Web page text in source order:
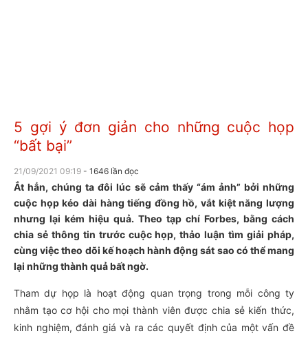
5 gợi ý đơn giản cho những cuộc họp
“bất bại”
21/09/2021 09:19 - 1646 lần đọc
Ắt hẳn, chúng ta đôi lúc sẽ cảm thấy “ám ảnh” bởi những
cuộc họp kéo dài hàng tiếng đồng hồ, vắt kiệt năng lượng
nhưng lại kém hiệu quả. Theo tạp chí Forbes, bằng cách
chia sẻ thông tin trước cuộc họp, thảo luận tìm giải pháp,
cùng việc theo dõi kế hoạch hành động sát sao có thể mang
lại những thành quả bất ngờ.
Tham dự họp là hoạt động quan trọng trong mỗi công ty
nhằm tạo cơ hội cho mọi thành viên được chia sẻ kiến thức,
kinh nghiệm, đánh giá và ra các quyết định của một vấn đề